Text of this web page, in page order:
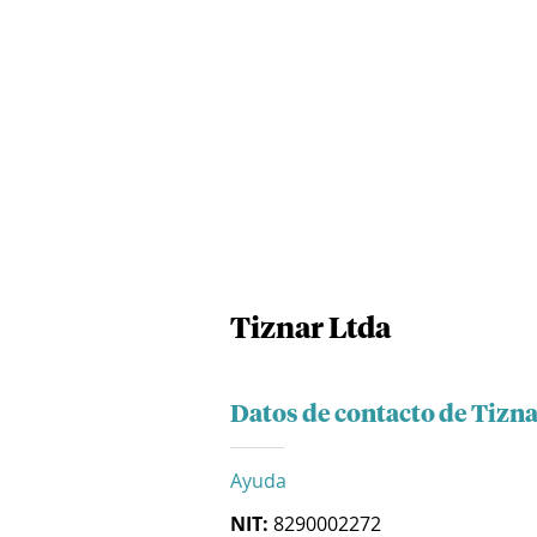
Tiznar Ltda
Datos de contacto de
Ayuda
NIT: 8290002272